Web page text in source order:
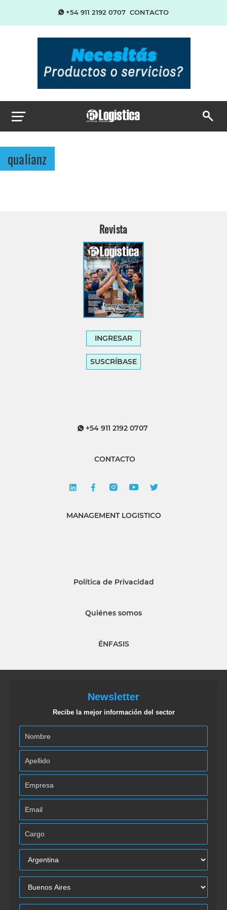
+54 911 2192 0707 CONTACTO
qualianz
Revista
INGRESAR
SUSCRÍBASE
+54 911 2192 0707
CONTACTO
MANAGEMENT LOGISTICO
Política de Privacidad
Quiénes somos
ÉNFASIS
Newsletter
Recibe la mejor información del sector